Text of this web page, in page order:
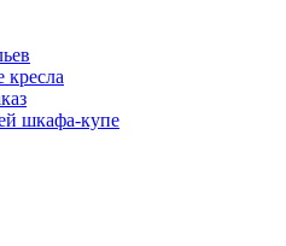
кресла
шкафа-купе